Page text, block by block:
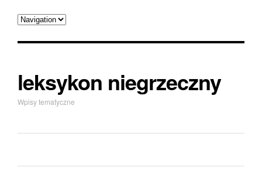
leksykon niegrzeczny
Wpisy tematyczne